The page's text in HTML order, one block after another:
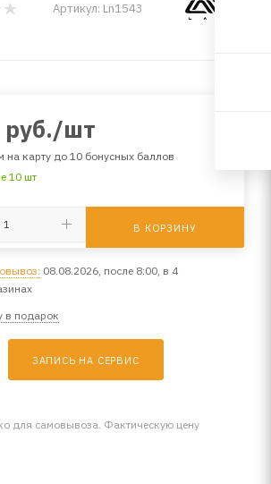
Артикул: Ln1543
руб./шт
на карту до 10 бонусных баллов
10 шт
В КОРЗИНУ
08.08.2026, после 8:00, в 4
в подарок
ЗАПИСЬ НА СЕРВИС
для самовывоза. Фактическую цену